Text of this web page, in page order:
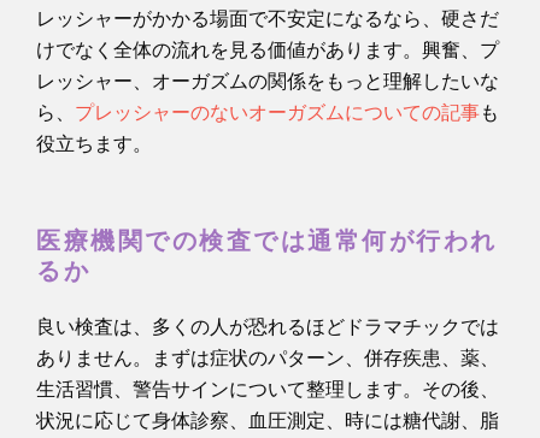
レッシャーがかかる場面で不安定になるなら、硬さだ
けでなく全体の流れを見る価値があります。興奮、プ
レッシャー、オーガズムの関係をもっと理解したいな
ら、 プレッシャーのないオーガズムについての記事も
役立ちます。
医療機関での検査では通常何が行われ
るか
良い検査は、多くの人が恐れるほどドラマチックでは
ありません。まずは症状のパターン、併存疾患、薬、
生活習慣、警告サインについて整理します。その後、
状況に応じて身体診察、血圧測定、時には糖代謝、脂